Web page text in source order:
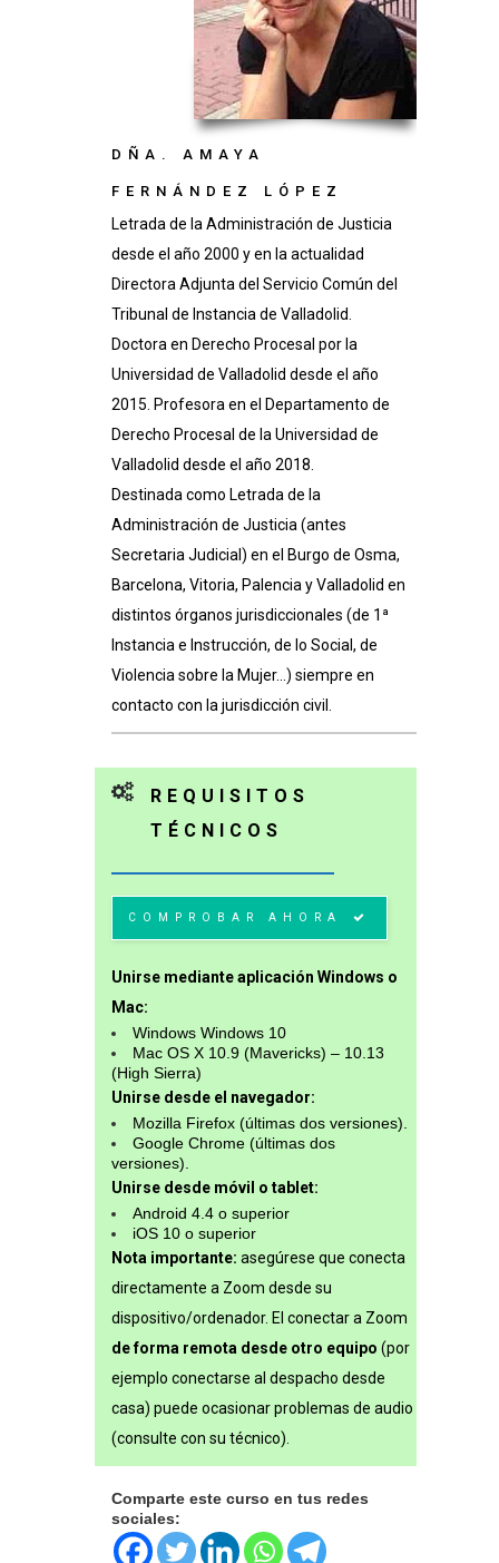
DÑA. AMAYA
FERNÁNDEZ LÓPEZ
Letrada de la Administración de Justicia
desde el año 2000 y en la actualidad
Directora Adjunta del Servicio Común del
Tribunal de Instancia de Valladolid.
Doctora en Derecho Procesal por la
Universidad de Valladolid desde el año
2015. Profesora en el Departamento de
Derecho Procesal de la Universidad de
Valladolid desde el año 2018.
Destinada como Letrada de la
Administración de Justicia (antes
Secretaria Judicial) en el Burgo de Osma,
Barcelona, Vitoria, Palencia y Valladolid en
distintos órganos jurisdiccionales (de 1ª
Instancia e Instrucción, de lo Social, de
Violencia sobre la Mujer…) siempre en
contacto con la jurisdicción civil.
REQUISITOS
TÉCNICOS
COMPROBAR AHORA
Unirse mediante aplicación Windows o
Mac:
Windows Windows 10
Mac OS X 10.9 (Mavericks) – 10.13
(High Sierra)
Unirse desde el navegador:
Mozilla Firefox (últimas dos versiones).
Google Chrome (últimas dos
versiones).
Unirse desde móvil o tablet:
Android 4.4 o superior
iOS 10 o superior
Nota importante: asegúrese que conecta
directamente a Zoom desde su
dispositivo/ordenador. El conectar a Zoom
de forma remota desde otro equipo (por
ejemplo conectarse al despacho desde
casa) puede ocasionar problemas de audio
(consulte con su técnico).
Comparte este curso en tus redes
sociales: